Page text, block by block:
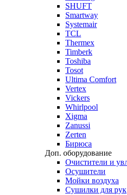
SHUFT
Smartway
Systemair
TCL
Thermex
Timberk
Toshiba
Tosot
Ultima Comfort
Vertex
Vickers
Whirlpool
Xigma
Zanussi
Zerten
Бирюса
Доп. оборудование
Очистители и
Осушители
Мойки воздуха
Сушилки для рук